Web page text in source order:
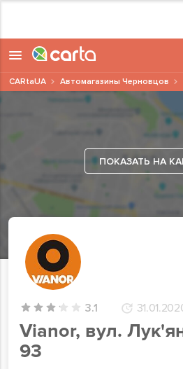
ПОКАЗАТЬ НА
3.1
Vianor, вул.
93
CARtaUA Автомагазины Черновцов